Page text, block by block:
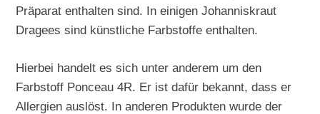
Präparat enthalten sind. In einigen Johanniskraut
Dragees sind künstliche Farbstoffe enthalten.
Hierbei handelt es sich unter anderem um den
Farbstoff Ponceau 4R. Er ist dafür bekannt, dass er
Allergien auslöst. In anderen Produkten wurde der